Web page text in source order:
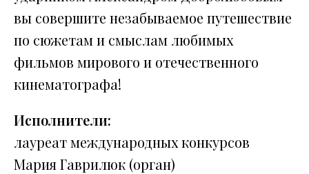
вы совершите незабываемое путешествие
по сюжетам и смыслам любимых
фильмов мирового и отечественного
кинематографа!
Исполнители:
лауреат международных конкурсов
Мария Гаврилюк (орган)